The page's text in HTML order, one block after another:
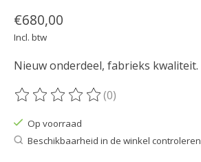
€680,00
Incl. btw
Nieuw onderdeel, fabrieks kwaliteit.
De beoordeling van dit product is
(0)
Op voorraad
Beschikbaarheid in de winkel controleren